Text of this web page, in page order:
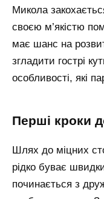
Микола
своєю м’якістю
має шанс на
згладити гострі
особливості, які
перші кроки
Шлях до міцних
рідко буває
починається з